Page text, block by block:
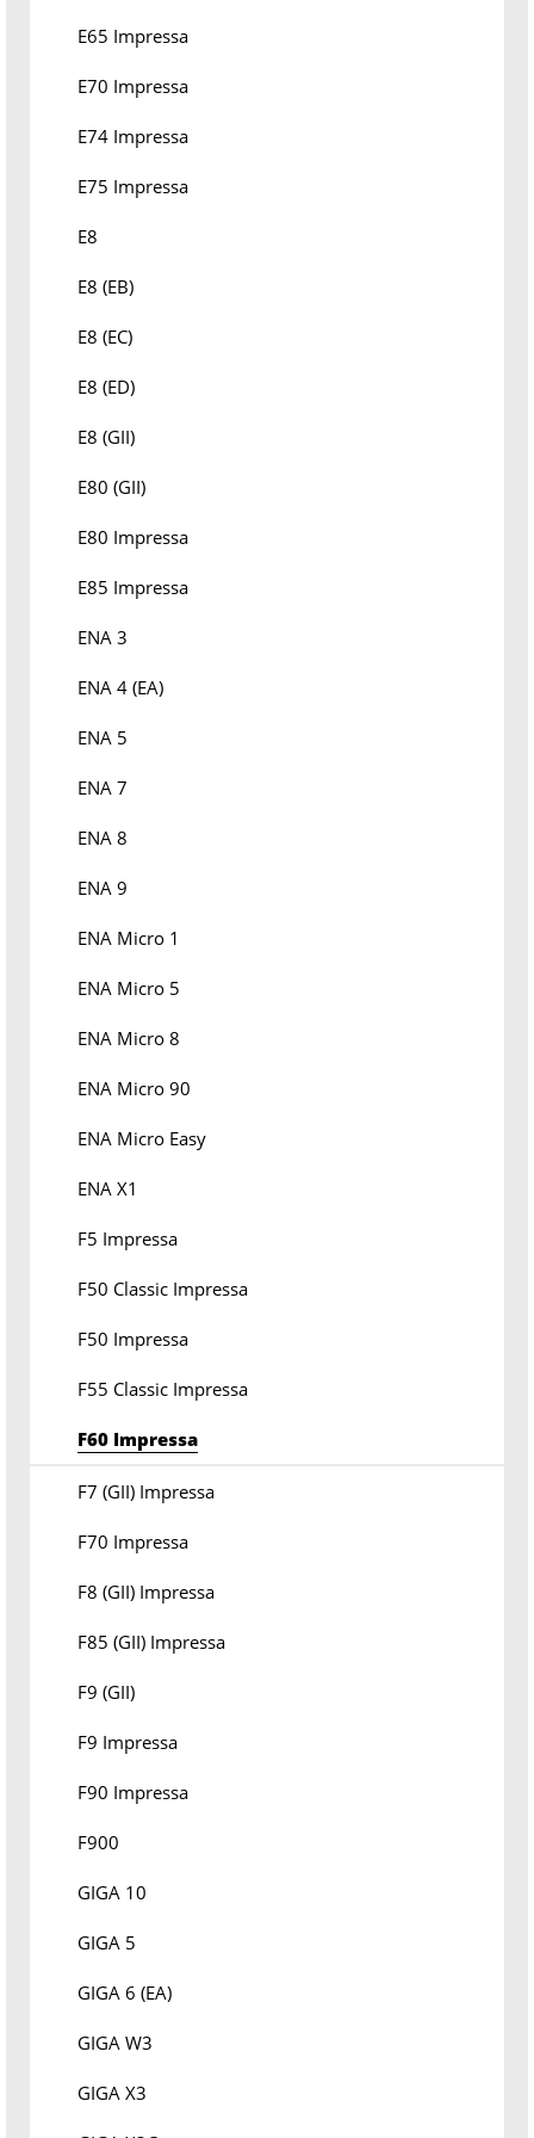
E65 Impressa
E70 Impressa
E74 Impressa
E75 Impressa
E8
E8 (EB)
E8 (EC)
E8 (ED)
E8 (GII)
E80 (GII)
E80 Impressa
E85 Impressa
ENA 3
ENA 4 (EA)
ENA 5
ENA 7
ENA 8
ENA 9
ENA Micro 1
ENA Micro 5
ENA Micro 8
ENA Micro 90
ENA Micro Easy
ENA X1
F5 Impressa
F50 Classic Impressa
F50 Impressa
F55 Classic Impressa
F60 Impressa
F7 (GII) Impressa
F70 Impressa
F8 (GII) Impressa
F85 (GII) Impressa
F9 (GII)
F9 Impressa
F90 Impressa
F900
GIGA 10
GIGA 5
GIGA 6 (EA)
GIGA W3
GIGA X3